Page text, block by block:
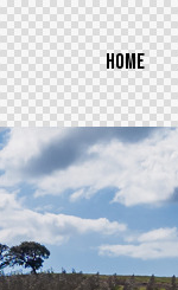
HOME